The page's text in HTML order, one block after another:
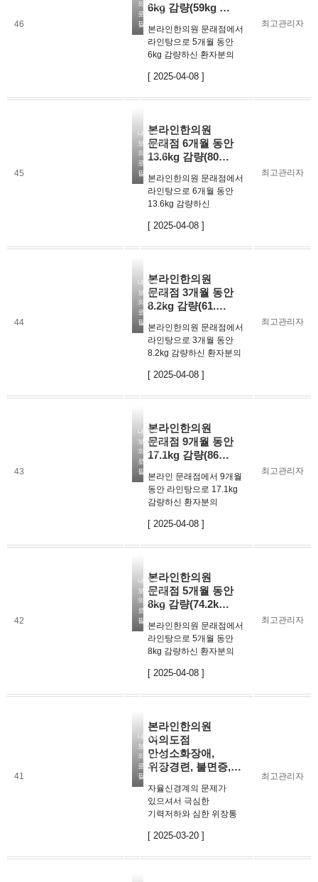
통해 해결…
46
의료법상
로그인이
필요합니다
6kg 감량(59kg …
본라인한의원 문래점에서
라인탕으로 5개월 동안
6kg 감량하신 환자분의
있어서 처음에 고민을
프로그램 그대로
따라하면서평소 걷기, 물
많이 …
[ 2025-04-08 ]
최고관리자
45
내용을
보시려면
의료법상
로그인이
필요합니다
본라인한의원
문래점 6개월 동안
13.6kg 감량(80…
본라인한의원 문래점에서
라인탕으로 6개월 동안
13.6kg 감량하신
후기입니다. 지속 가능한
건강한 다이어트한결같은
원장님의 응원과 칭찬에
힘을 얻…
[ 2025-04-08 ]
최고관리자
44
내용을
보시려면
의료법상
로그인이
필요합니다
본라인한의원
문래점 3개월 동안
8.2kg 감량(61.…
본라인한의원 문래점에서
라인탕으로 3개월 동안
8.2kg 감량하신 환자분의
초반에만 열심히
다이어트를 통해 꾸준히
이어갈 수 있어 많은
도움이 되셨…
[ 2025-04-08 ]
최고관리자
43
내용을
보시려면
의료법상
로그인이
필요합니다
본라인한의원
문래점 9개월 동안
17.1kg 감량(86…
본라인 문래점에서 9개월
동안 라인탕으로 17.1kg
감량하신 환자분의
조절이잘 되어서 음식
통해서다이어트 결과가
좋게 나올 수 …
[ 2025-04-08 ]
최고관리자
42
내용을
보시려면
의료법상
로그인이
필요합니다
본라인한의원
문래점 5개월 동안
8kg 감량(74.2k…
본라인한의원 문래점에서
라인탕으로 5개월 동안
8kg 감량하신 환자분의
실패를 하셨던 분, 요요가
있으시다면언제든
본라인한의원을
찾아주세요!
[ 2025-04-08 ]
최고관리자
41
내용을
보시려면
의료법상
로그인이
필요합니다
본라인한의원
여의도점
만성소화장애,
위장경련, 불면증,…
자율신경계의 문제가
있으셔서 극심한
기력저하와 심한 위장통
분입니다. 스트레스가
[ 2025-03-20 ]
최고관리자